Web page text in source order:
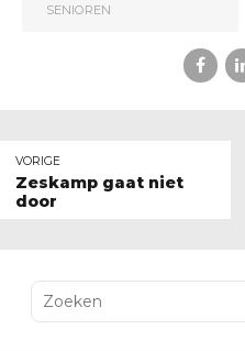
SENIOREN
VORIGE
Zeskamp gaat niet
door